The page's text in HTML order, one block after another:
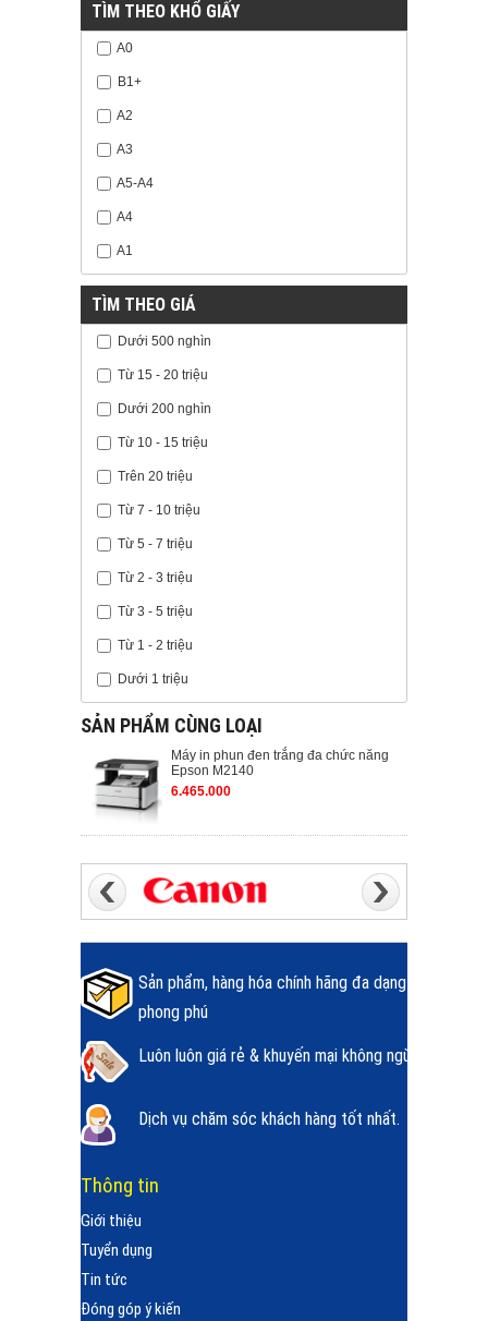
TÌM THEO KHỔ GIẤY
A0
B1+
A2
A3
A5-A4
A4
A1
TÌM THEO GIÁ
Dưới 500 nghìn
Từ 15 - 20 triệu
Dưới 200 nghìn
Từ 10 - 15 triệu
Trên 20 triệu
Từ 7 - 10 triệu
Từ 5 - 7 triệu
Từ 2 - 3 triệu
Từ 3 - 5 triệu
Từ 1 - 2 triệu
Dưới 1 triệu
SẢN PHẨM CÙNG LOẠI
Máy in phun đen trắng đa chức năng
Epson M2140
6.465.000
Sản phẩm, hàng hóa chính hãng đa dạng
phong phú
Luôn luôn giá rẻ & khuyến mại không ngừng.
Dịch vụ chăm sóc khách hàng tốt nhất.
Thông tin
Giới thiệu
Tuyển dụng
Tin tức
Đóng góp ý kiến